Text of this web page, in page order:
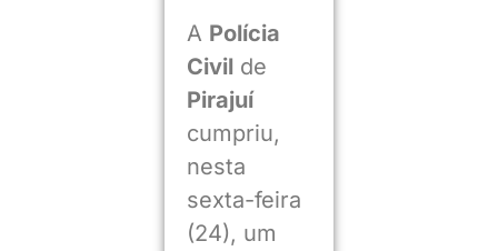
A Polícia
Civil de
Pirajuí
cumpriu,
nesta
sexta-feira
(24), um